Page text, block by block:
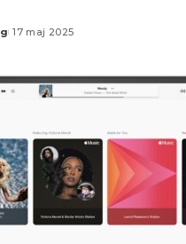
17 maj 2025